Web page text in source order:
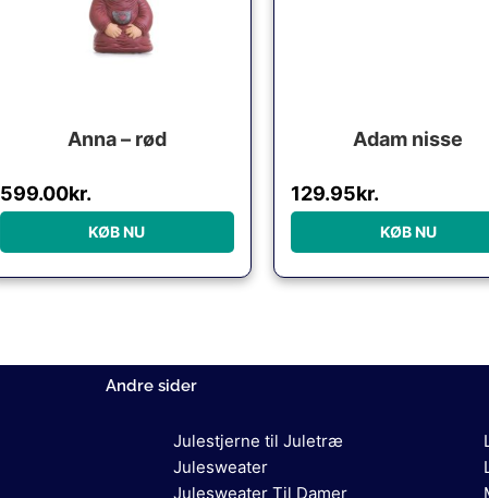
Anna – rød
599.00kr.
KØB NU
Adam nisse
129.95kr.
KØB NU
Andre sider
Julestjerne til Juletræ
Julesweater
Julesweater Til Damer